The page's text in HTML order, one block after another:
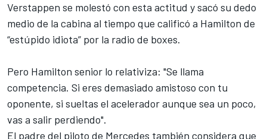
Verstappen se molestó con esta actitud y sacó su dedo
medio de la cabina al tiempo que calificó a Hamilton de
“estúpido idiota” por la radio de boxes.
Pero Hamilton senior lo relativiza: "Se llama
competencia. Si eres demasiado amistoso con tu
oponente, si sueltas el acelerador aunque sea un poco,
vas a salir perdiendo".
El padre del piloto de Mercedes también considera que